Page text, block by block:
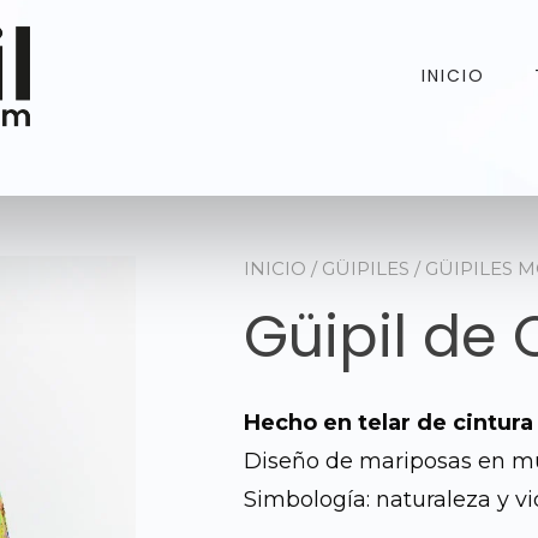
INICIO
INICIO / GÜIPILES / GÜIPILES
Güipil de
Hecho en telar de cintura
Diseño de mariposas en
Simbología: naturaleza y